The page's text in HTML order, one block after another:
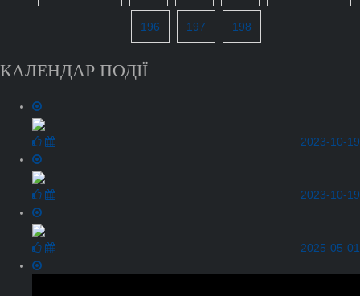
196 197 198
КАЛЕНДАР ПОДІЇ
2023-10-19
2023-10-19
2025-05-01